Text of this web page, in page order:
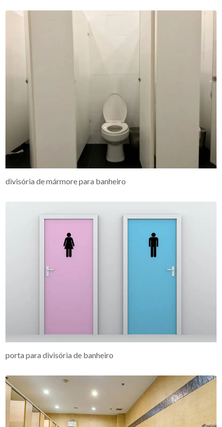
divisória de mármore para banheiro
porta para divisória de banheiro